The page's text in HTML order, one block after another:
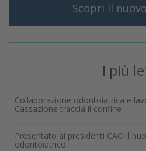
Scopri il
I più
Collaborazione odontoiatrica e
Cassazione traccia il confine
Presentato ai presidenti CAO il
odontoiatrico